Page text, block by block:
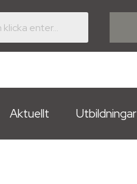
Aktuellt Utbildningar